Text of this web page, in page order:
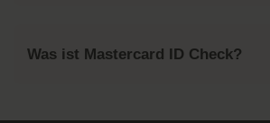
Was ist Mastercard ID Check?